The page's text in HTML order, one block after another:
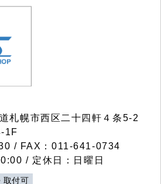
幌市西区二十四軒４条5-2
1F
/ FAX：011-641-0734
/ 定休日：日曜日
取付可